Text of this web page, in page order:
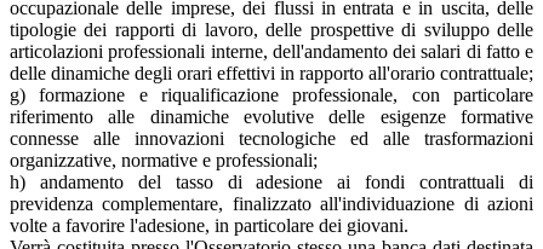
occupazionale delle imprese, dei flussi in entrata e in uscita, delle
tipologie dei rapporti di lavoro, delle prospettive di sviluppo delle
articolazioni professionali interne, dell'andamento dei salari di fatto e
delle dinamiche degli orari effettivi in rapporto all'orario contrattuale;
g) formazione e riqualificazione professionale, con particolare
riferimento alle dinamiche evolutive delle esigenze formative
connesse alle innovazioni tecnologiche ed alle trasformazioni
organizzative, normative e professionali;
h) andamento del tasso di adesione ai fondi contrattuali di
previdenza complementare, finalizzato all'individuazione di azioni
volte a favorire l'adesione, in particolare dei giovani.